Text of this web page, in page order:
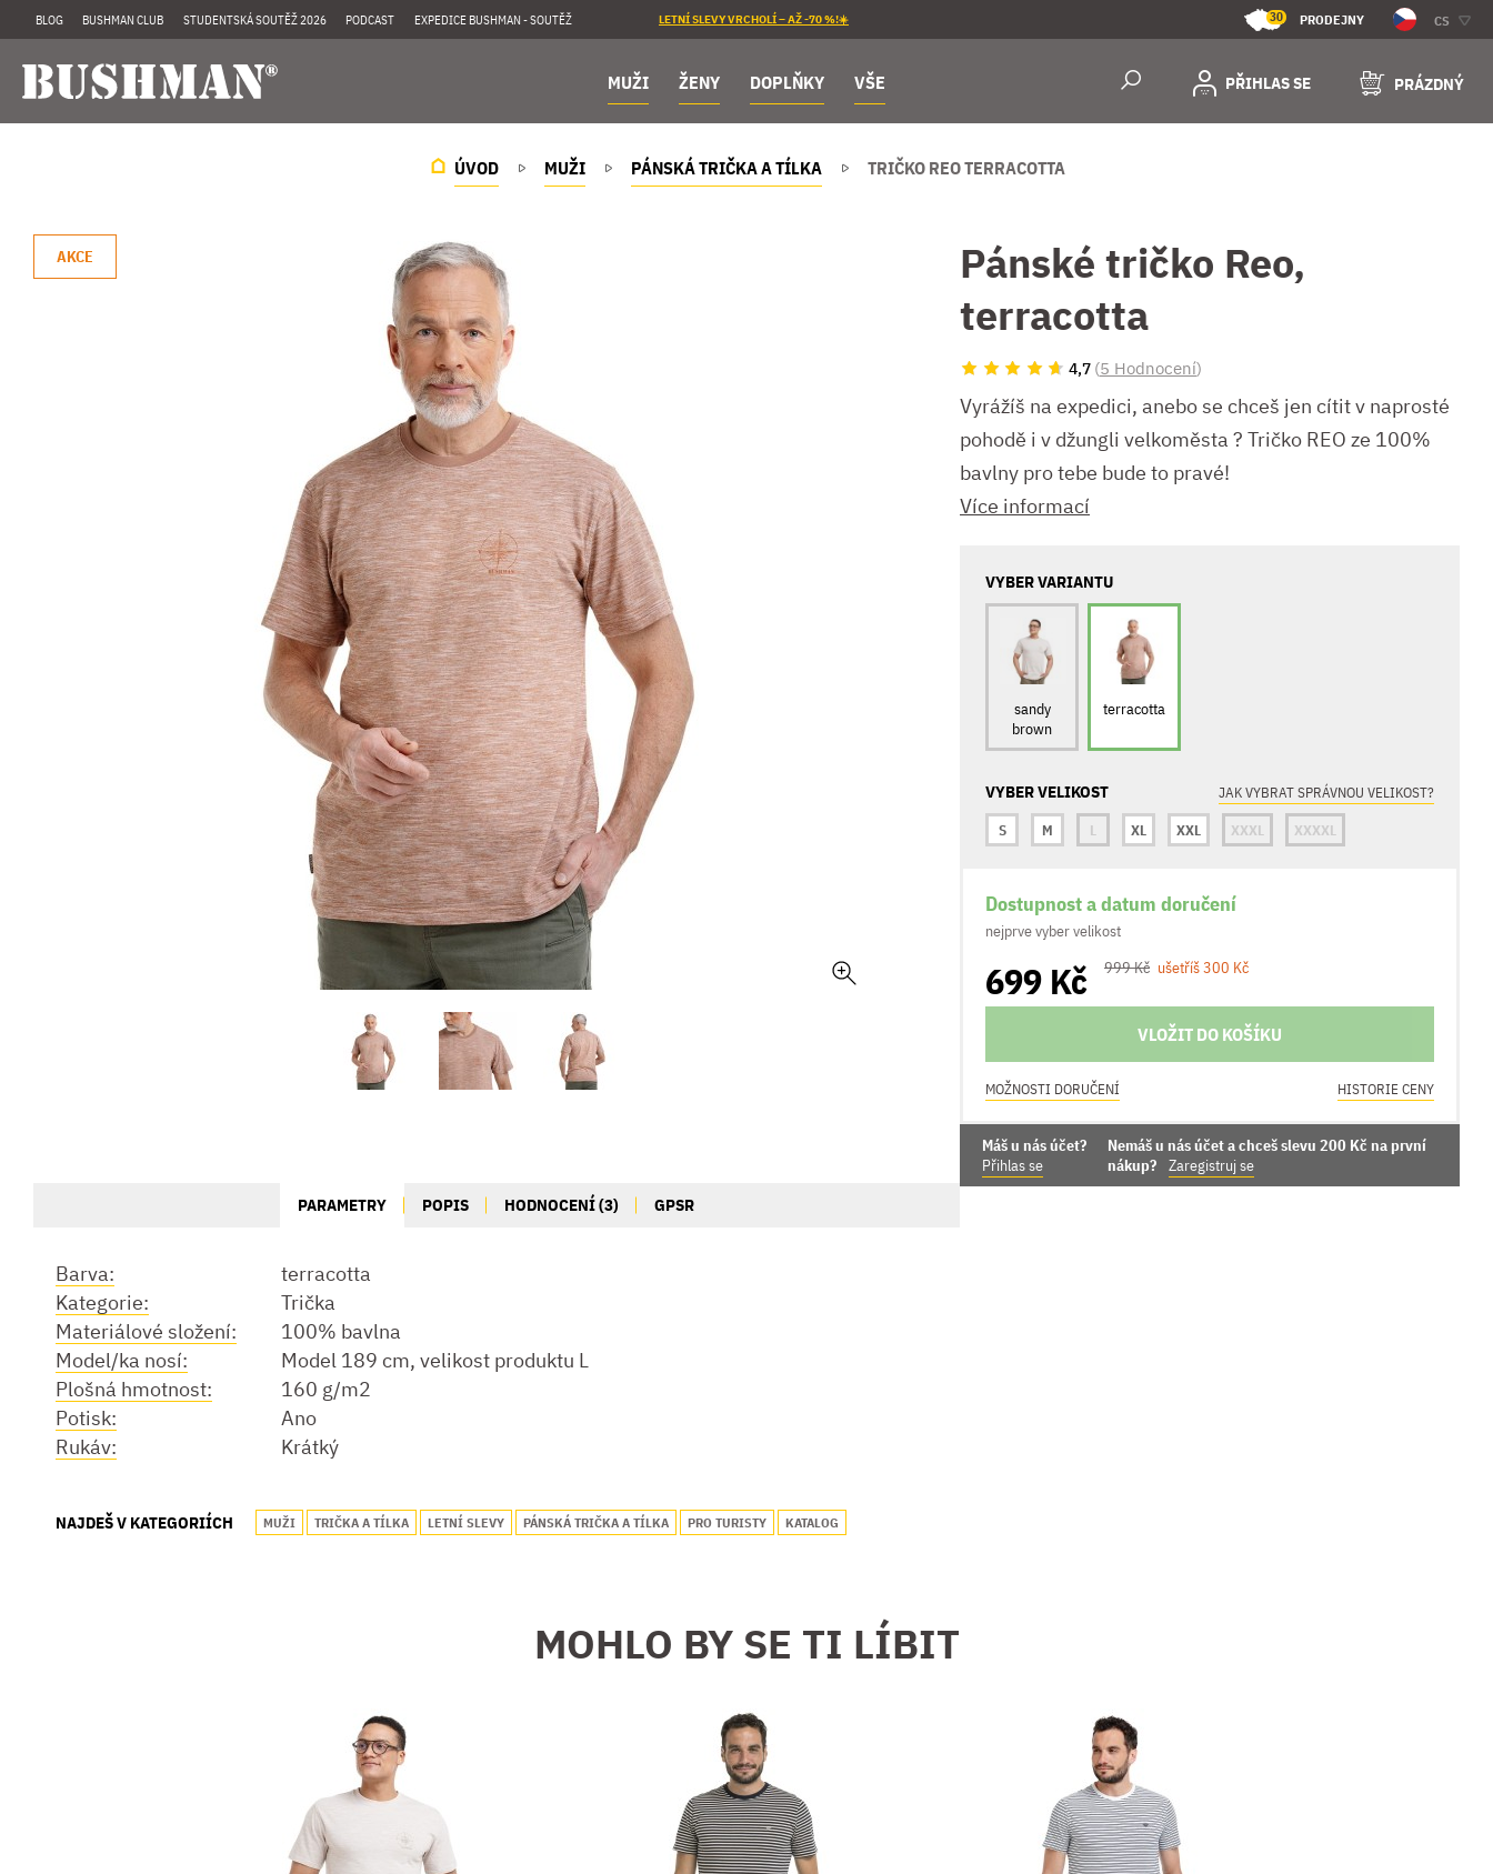
BLOG BUSHMAN CLUB STUDENTSKÁ SOUTĚŽ 2026 PODCAST EXPEDICE BUSHMAN - SOUTĚŽ LETNÍ SLEVY VRCHOLÍ – AŽ -70 %!☀️ 30 PRODEJNY CS
MUŽI ŽENY DOPLŇKY VŠE PŘIHLAS SE PRÁZDNÝ
ÚVOD MUŽI PÁNSKÁ TRIČKA A TÍLKA TRIČKO REO TERRACOTTA
AKCE
Pánské tričko Reo,
terracotta
4,7 (5 Hodnocení)
Vyrážíš na expedici, anebo se chceš jen cítit v naprosté
pohodě i v džungli velkoměsta ? Tričko REO ze 100%
bavlny pro tebe bude to pravé!
Více informací
VYBER VARIANTU
sandy
brown
terracotta
VYBER VELIKOST
JAK VYBRAT SPRÁVNOU VELIKOST?
S
M L XL XXL XXXL XXXXL
Dostupnost a datum doručení
nejprve vyber velikost
699 Kč 999 Kč ušetříš 300 Kč
VLOŽIT DO KOŠÍKU
MOŽNOSTI DORUČENÍ HISTORIE CENY
Máš u nás účet?
Přihlas se
Nemáš u nás účet a chceš slevu 200 Kč na první
nákup?
Zaregistruj se
PARAMETRY POPIS HODNOCENÍ (3) GPSR
Barva:
terracotta
Kategorie:
Trička
Materiálové složení:
100% bavlna
Model/ka nosí:
Model 189 cm, velikost produktu L
Plošná hmotnost:
160 g/m2
Potisk:
Ano
Rukáv:
Krátký
NAJDEŠ V KATEGORIÍCH MUŽI TRIČKA A TÍLKA LETNÍ SLEVY PÁNSKÁ TRIČKA A TÍLKA PRO TURISTY KATALOG
MOHLO BY SE TI LÍBIT